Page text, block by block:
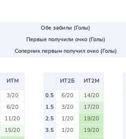
Обе забили (Голы)
Первые получили очко (Голы)
Соперник первым получил очко (Голы)
ИТМ
3/20
6/20
11/20
15/20
ИТ2Б
ИТ2М
0.5
6/20
14/20
1.5
3/20
17/20
2.5
1/20
19/20
3.5
1/20
19/20